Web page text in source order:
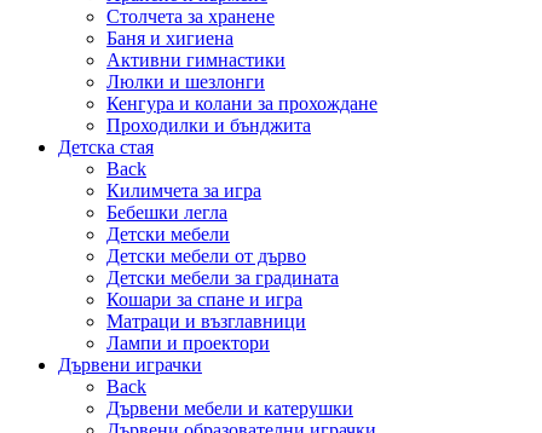
Столчета за хранене
Баня и хигиена
Активни гимнастики
Люлки и шезлонги
Кенгура и колани за прохождане
Проходилки и бънджита
Детска стая
Back
Килимчета за игра
Бебешки легла
Детски мебели
Детски мебели от дърво
Детски мебели за градината
Кошари за спане и игра
Матраци и възглавници
Лампи и проектори
Дървени играчки
Back
Дървени мебели и катерушки